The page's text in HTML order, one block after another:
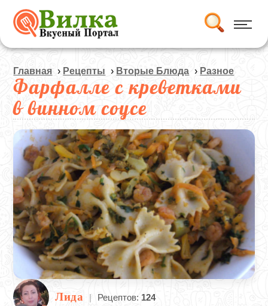
Главная › Рецепты › Вторые Блюда › Разное
Фарфалле с креветками
в винном соусе
Лида | Рецептов: 124